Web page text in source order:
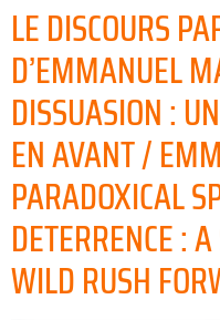
LE DISCOURS
D’EMMANUEL
DISSUASION :
EN AVANT /
PARADOXICAL
DETERRENCE :
WILD RUSH